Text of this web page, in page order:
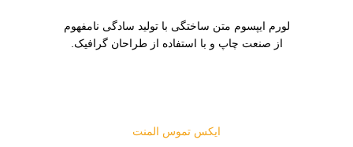
لورم ایپسوم متن ساختگی با تولید سادگی نامفهوم
از صنعت چاپ و با استفاده از طراحان گرافیک.
ایکس تموس المنت